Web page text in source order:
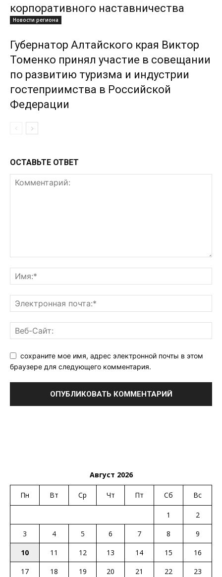
корпоративного наставничества
Новости региона
Губернатор Алтайского края Виктор
Томенко принял участие в совещании
по развитию туризма и индустрии
гостеприимства в Российской
Федерации
ОСТАВЬТЕ ОТВЕТ
сохраните мое имя, адрес электронной почты в этом
браузере для следующего комментария.
Август 2026
Пн Вт Ср Чт Пт Сб Вс
1
2
3
4 5 6 7 8
9
10
11 12 13 14 15
16
17
18 19 20 21 22
23